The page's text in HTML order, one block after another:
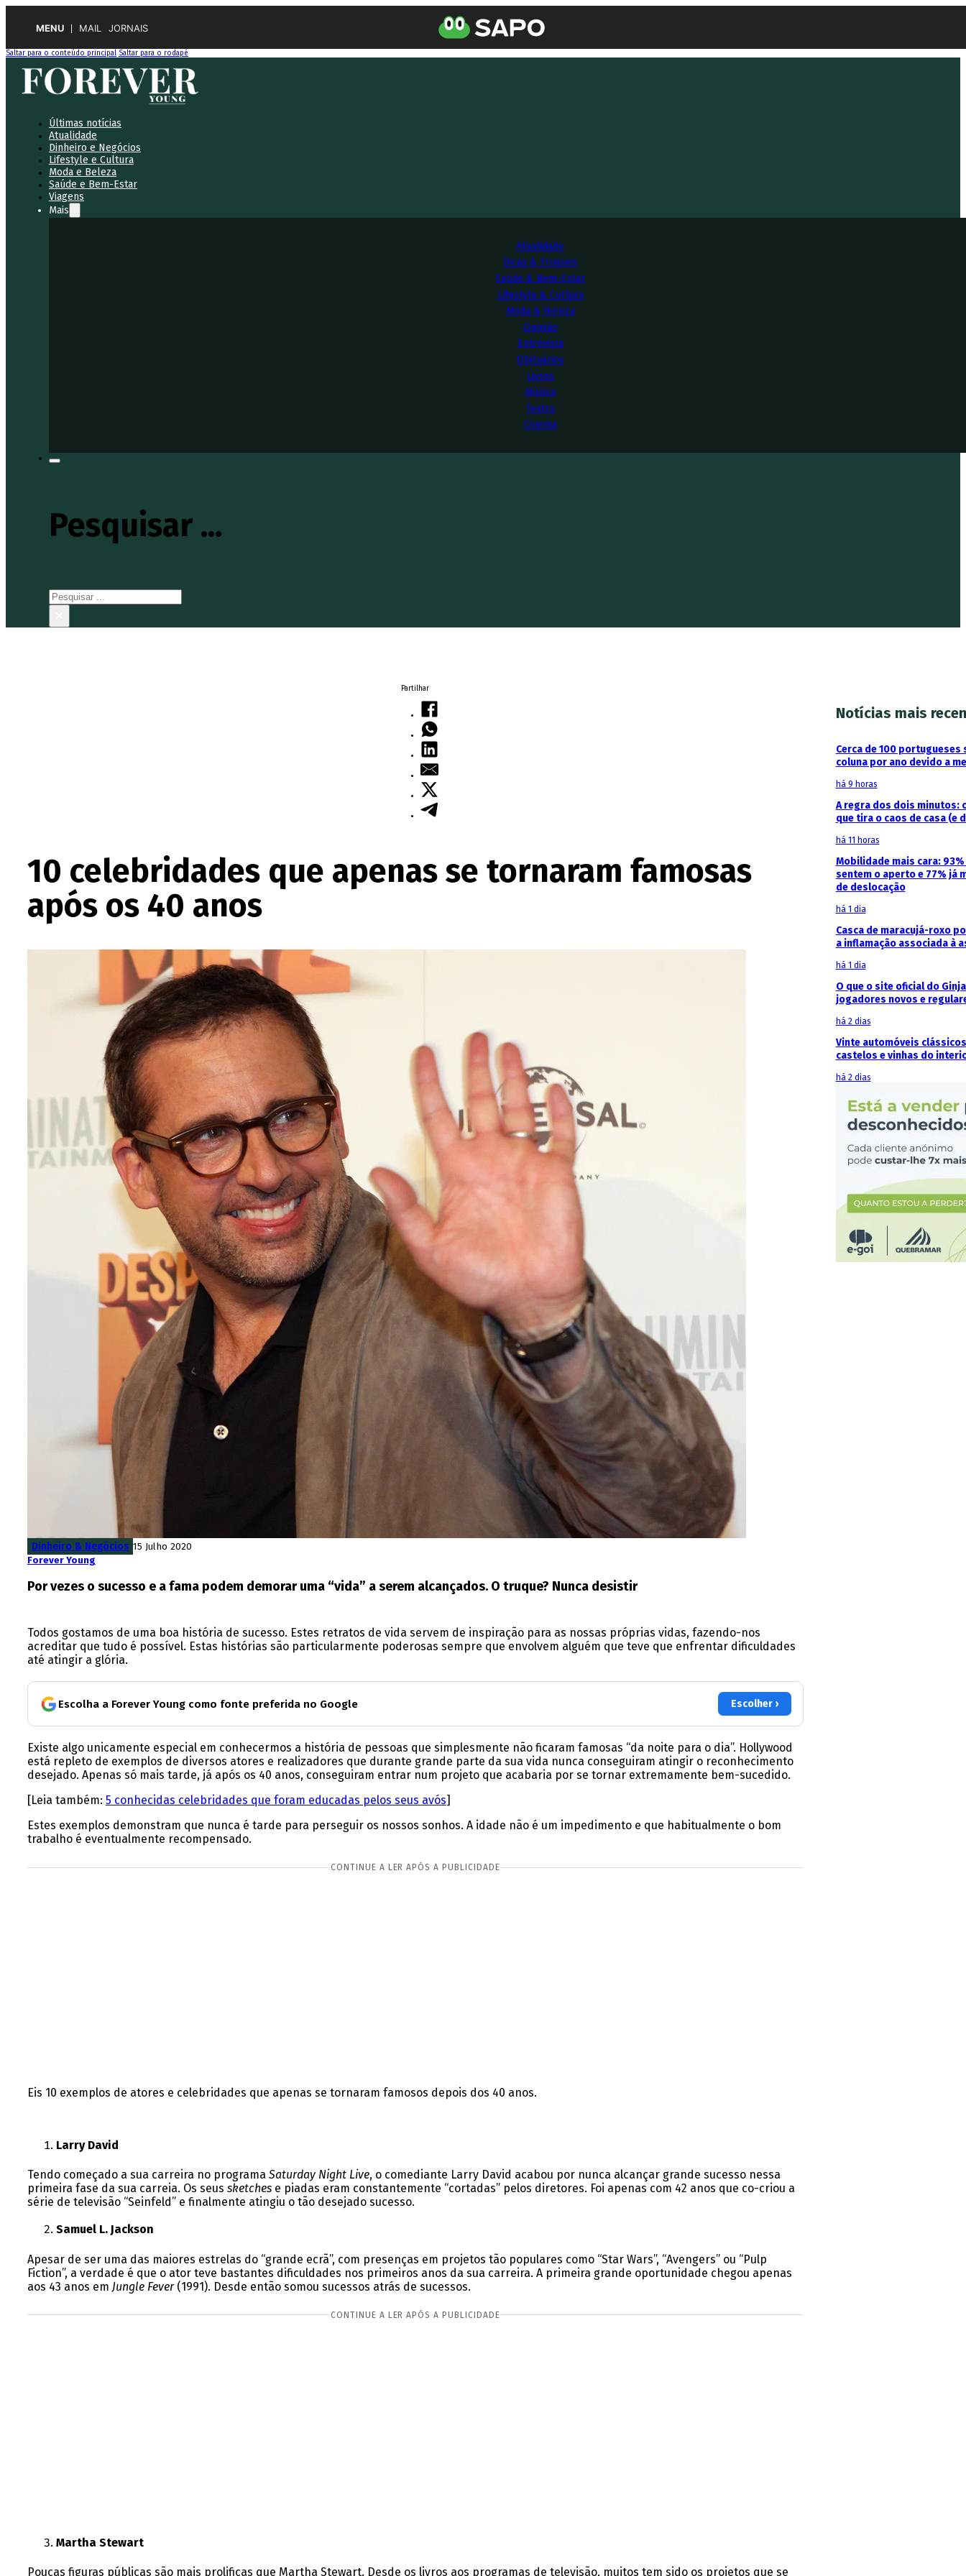
MENU MAIL JORNAIS
Saltar para o conteúdo principal Saltar para o rodapé
Últimas notícias
Atualidade
Dinheiro e Negócios
Lifestyle e Cultura
Moda e Beleza
Saúde e Bem-Estar
Viagens
Mais
Atualidade
Dicas & Truques
Saúde & Bem-Estar
Lifestyle & Cultura
Moda & Beleza
Opinião
Entrevista
Obituários
Livros
Música
Teatro
Cinema
Pesquisar ...
Pesquisar
Partilhar
10 celebridades que apenas se tornaram famosas
após os 40 anos
Dinheiro & Negócios 15 Julho 2020
Forever Young
Por vezes o sucesso e a fama podem demorar uma “vida” a serem alcançados. O truque? Nunca desistir
Todos gostamos de uma boa história de sucesso. Estes retratos de vida servem de inspiração para as nossas próprias vidas, fazendo-nos
acreditar que tudo é possível. Estas histórias são particularmente poderosas sempre que envolvem alguém que teve que enfrentar dificuldades
até atingir a glória.
Escolha a Forever Young como fonte preferida no Google Escolher ›
Existe algo unicamente especial em conhecermos a história de pessoas que simplesmente não ficaram famosas “da noite para o dia”. Hollywood
está repleto de exemplos de diversos atores e realizadores que durante grande parte da sua vida nunca conseguiram atingir o reconhecimento
desejado. Apenas só mais tarde, já após os 40 anos, conseguiram entrar num projeto que acabaria por se tornar extremamente bem-sucedido.
[Leia também: 5 conhecidas celebridades que foram educadas pelos seus avós]
Estes exemplos demonstram que nunca é tarde para perseguir os nossos sonhos. A idade não é um impedimento e que habitualmente o bom
trabalho é eventualmente recompensado.
CONTINUE A LER APÓS A PUBLICIDADE
Eis 10 exemplos de atores e celebridades que apenas se tornaram famosos depois dos 40 anos.
Larry David
Tendo começado a sua carreira no programa Saturday Night Live, o comediante Larry David acabou por nunca alcançar grande sucesso nessa
primeira fase da sua carreia. Os seus sketchese piadas eram constantemente “cortadas” pelos diretores. Foi apenas com 42 anos que co-criou a
série de televisão “Seinfeld” e finalmente atingiu o tão desejado sucesso.
Samuel L. Jackson
Apesar de ser uma das maiores estrelas do “grande ecrã”, com presenças em projetos tão populares como “Star Wars”, “Avengers” ou “Pulp
Fiction”, a verdade é que o ator teve bastantes dificuldades nos primeiros anos da sua carreira. A primeira grande oportunidade chegou apenas
aos 43 anos em Jungle Fever(1991). Desde então somou sucessos atrás de sucessos.
CONTINUE A LER APÓS A PUBLICIDADE
Martha Stewart
Poucas figuras públicas são mais prolificas que Martha Stewart. Desde os livros aos programas de televisão, muitos tem sido os projetos que se
Notícias mais
Cerca de 100 portugueses
coluna por ano devido a
há 9 horas
A regra dos dois minutos:
que tira o caos de casa (e
há 11 horas
Mobilidade mais cara:
sentem o aperto e 77% já
de deslocação
há 1 dia
Casca de maracujá-roxo
a inflamação associada à
há 1 dia
O que o site oficial do
jogadores novos e
há 2 dias
Vinte automóveis
castelos e vinhas do
há 2 dias